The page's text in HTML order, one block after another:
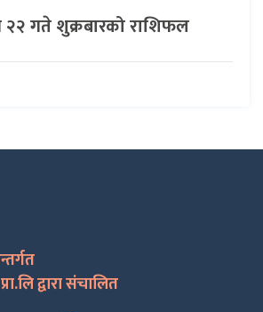
२२ गते शुक्रबारको राशिफल
द्वारा संचालित